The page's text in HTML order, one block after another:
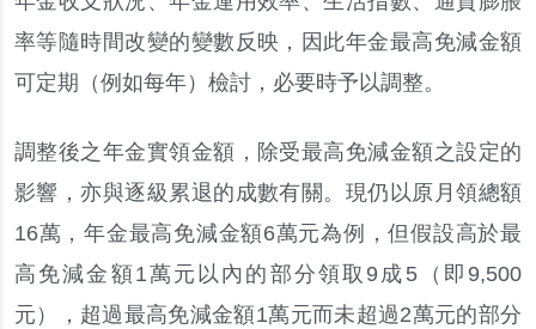
率等隨時間改變的變數反映，因此年金最高免減金額
可定期（例如每年）檢討，必要時予以調整。
調整後之年金實領金額，除受最高免減金額之設定的
影響，亦與逐級累退的成數有關。現仍以原月領總額
16萬，年金最高免減金額6萬元為例，但假設高於最
高免減金額1萬元以內的部分領取9成5（即9,500
元），超過最高免減金額1萬元而未超過2萬元的部分